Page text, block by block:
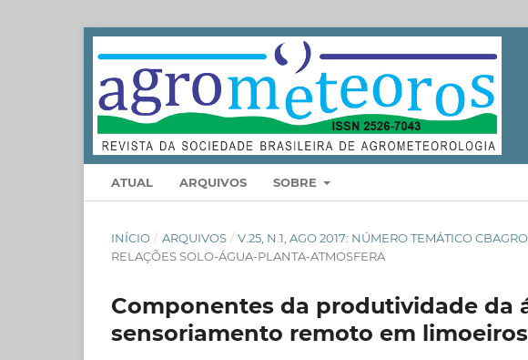
ATUAL ARQUIVOS SOBRE
INÍCIO / ARQUIVOS / V.25, N.1, AGO 2017: NÚMERO TEMÁTICO
RELAÇÕES SOLO-ÁGUA-PLANTA-ATMOSFERA
Componentes da produtividade da
sensoriamento remoto em